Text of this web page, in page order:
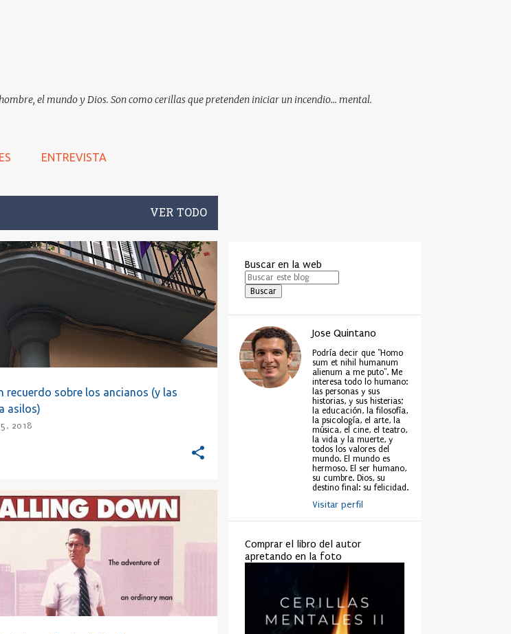
el mundo y Dios. Son como cerillas que pretenden iniciar un incendio... mental.
ENTREVISTA
VER TODO
recuerdo sobre los ancianos (y las
asilos)
2018
ASILO BIBLIA CANTAR +9
CANCIÓN CARPE DIEM DIOS
Buscar en la web
Jose Quintano
Podría decir que "Homo
sum et nihil humanum
alienum a me puto". Me
interesa todo lo humano:
las personas y sus
historias, y sus histerias;
la educación, la filosofía,
la psicología, el arte, la
música, el cine, el teatro,
la vida y la muerte, y
todos los valores del
mundo. El mundo es
hermoso. El ser humano,
su cumbre. Dios, su
destino final: su felicidad.
Visitar perfil
Comprar el libro del autor
apretando en la foto